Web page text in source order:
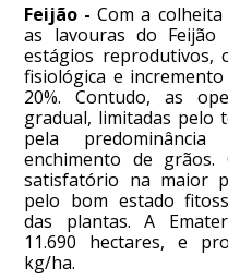
Feijão - Com a colheita
as lavouras do
estágios reprodutivos,
fisiológica e
20%. Contudo, as
gradual, limitadas pelo
pela
enchimento de
satisfatório na maior
pelo bom estado
das plantas. A
11.690 hectares, e
kg/ha.